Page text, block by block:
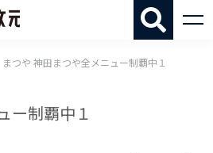
つや 神田まつや全メニュー制覇中１
ー制覇中１